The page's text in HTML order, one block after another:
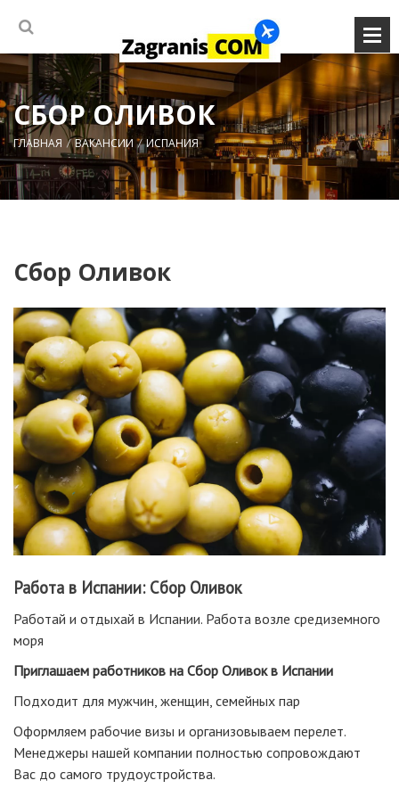
СБОР ОЛИВОК
ГЛАВНАЯ ВАКАНСИИ ИСПАНИЯ
Сбор Оливок
Работа в Испании: Сбор Оливок
Работай и отдыхай в Испании. Работа возле средиземного
моря
Приглашаем работников на Сбор Оливок в Испании
Подходит для мужчин, женщин, семейных пар
Оформляем рабочие визы и организовываем перелет.
Менеджеры нашей компании полностью сопровождают
Вас до самого трудоустройства.